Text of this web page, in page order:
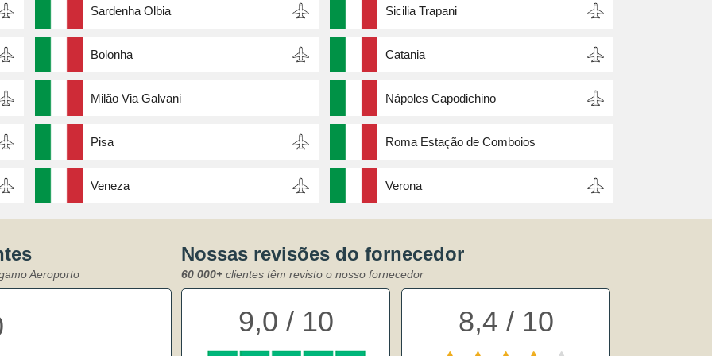
Sardenha Olbia Sicilia Trapani
Bolonha Catania
Milão Via Galvani Nápoles Capodichino
Pisa Roma Estação de Comboios
Veneza Verona
Aeroporto
Nossas revisões do fornecedor
60 000+ clientes têm revisto o nosso fornecedor
9,0 / 10 8,4 / 10